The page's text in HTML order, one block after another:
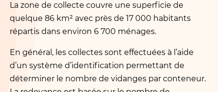
La zone de collecte couvre une superficie de
quelque 86 km² avec près de 17 000 habitants
répartis dans environ 6 700 ménages.
En général, les collectes sont effectuées à l’aide
d’un système d’identification permettant de
déterminer le nombre de vidanges par conteneur.